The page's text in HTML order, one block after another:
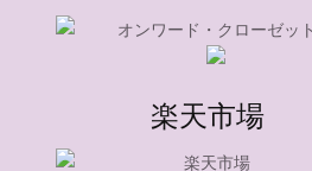
楽天市場